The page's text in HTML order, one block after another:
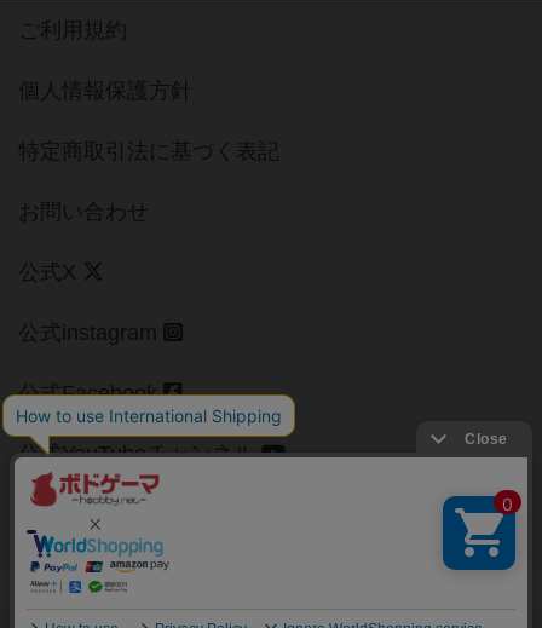
ご利用規約
個人情報保護方針
特定商取引法に基づく表記
お問い合わせ
公式X
公式instagram
公式Facebook
公式YouTubeチャンネル